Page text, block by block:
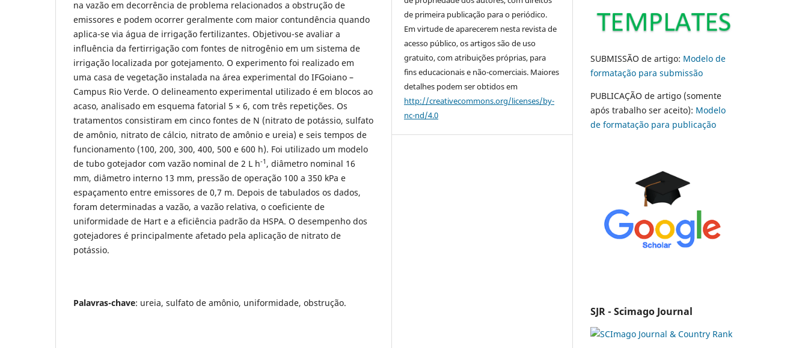
na vazão em decorrência de problema relacionados a obstrução de
emissores e podem ocorrer geralmente com maior contundência quando
aplica-se via água de irrigação fertilizantes. Objetivou-se avaliar a
influência da fertirrigação com fontes de nitrogênio em um sistema de
irrigação localizada por gotejamento. O experimento foi realizado em
uma casa de vegetação instalada na área experimental do IFGoiano –
Campus Rio Verde. O delineamento experimental utilizado é em blocos ao
acaso, analisado em esquema fatorial 5 × 6, com três repetições. Os
tratamentos consistiram em cinco fontes de N (nitrato de potássio, sulfato
de amônio, nitrato de cálcio, nitrato de amônio e ureia) e seis tempos de
funcionamento (100, 200, 300, 400, 500 e 600 h). Foi utilizado um modelo
de tubo gotejador com vazão nominal de 2 L h-1 , diâmetro nominal 16
mm, diâmetro interno 13 mm, pressão de operação 100 a 350 kPa e
espaçamento entre emissores de 0,7 m. Depois de tabulados os dados,
foram determinadas a vazão, a vazão relativa, o coeficiente de
uniformidade de Hart e a eficiência padrão da HSPA. O desempenho dos
gotejadores é principalmente afetado pela aplicação de nitrato de
potássio.
Palavras-chave: ureia, sulfato de amônio, uniformidade, obstrução.
de primeira publicação para o periódico.
Em virtude de aparecerem nesta revista de
acesso público, os artigos são de uso
gratuito, com atribuições próprias, para
fins educacionais e não-comerciais. Maiores
detalhes podem ser obtidos em
http://creativecommons.org/licenses/by-
nc-nd/4.0
SUBMISSÃO de artigo: Modelo de
formatação para submissão
PUBLICAÇÃO de artigo (somente
após trabalho ser aceito): Modelo
de formatação para publicação
SJR - Scimago Journal